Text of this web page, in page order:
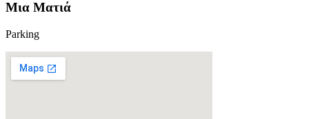
Μια Ματιά
Parking